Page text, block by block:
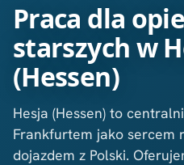
Praca dla
starszych w
(Hessen)
Hesja (Hessen) to
Frankfurtem jako sercem
dojazdem z Polski.